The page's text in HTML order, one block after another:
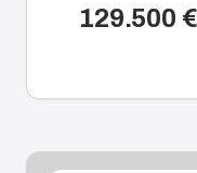
129.500 €